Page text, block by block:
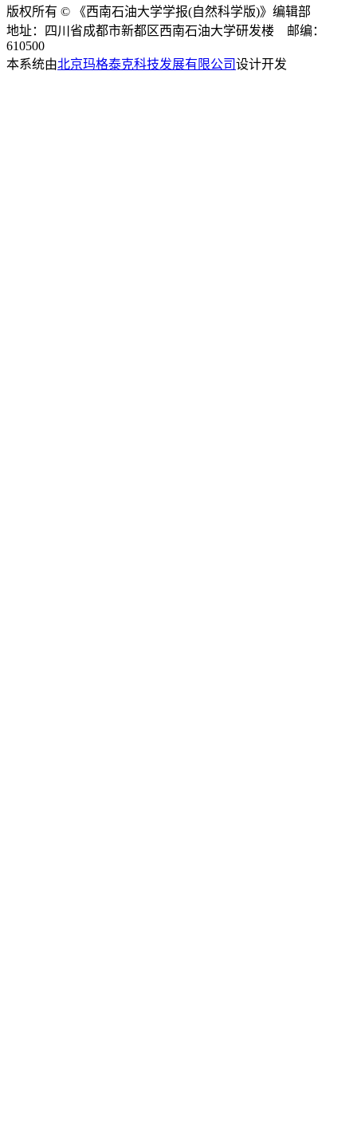
版权所有 © 《西南石油大学学报(自然科学版)》编辑部
地址：四川省成都市新都区西南石油大学研发楼 邮编：
610500
本系统由北京玛格泰克科技发展有限公司设计开发